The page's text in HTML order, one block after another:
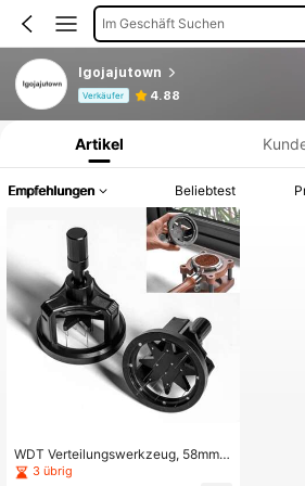
Im Geschäft Suchen
Igojajutown
Verkäufer 4.88
Produktinformation: Preisangabe, Verkaufs-
Artikel
Empfehlungen Beliebtest
WDT Verteilungswerkzeug, 58mm K
affee Verteiler Nadel, 54mm Espres
3 übrig